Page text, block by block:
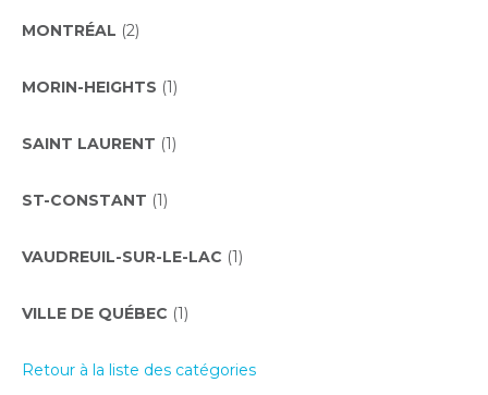
MONTRÉAL (2)
MORIN-HEIGHTS (1)
SAINT LAURENT (1)
ST-CONSTANT (1)
VAUDREUIL-SUR-LE-LAC (1)
VILLE DE QUÉBEC (1)
Retour à la liste des catégories